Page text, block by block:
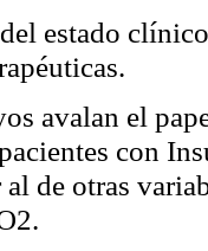
estado
avalan el
con
de otras